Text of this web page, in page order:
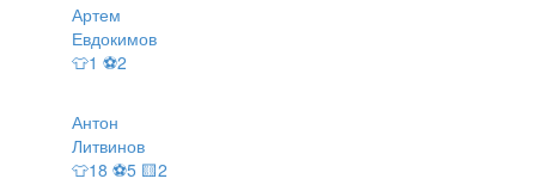
Артем
Евдокимов
👕1 ⚽2
Антон
Литвинов
👕18 ⚽5 🟨2